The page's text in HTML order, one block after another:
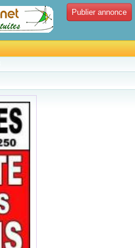
Publier annonce